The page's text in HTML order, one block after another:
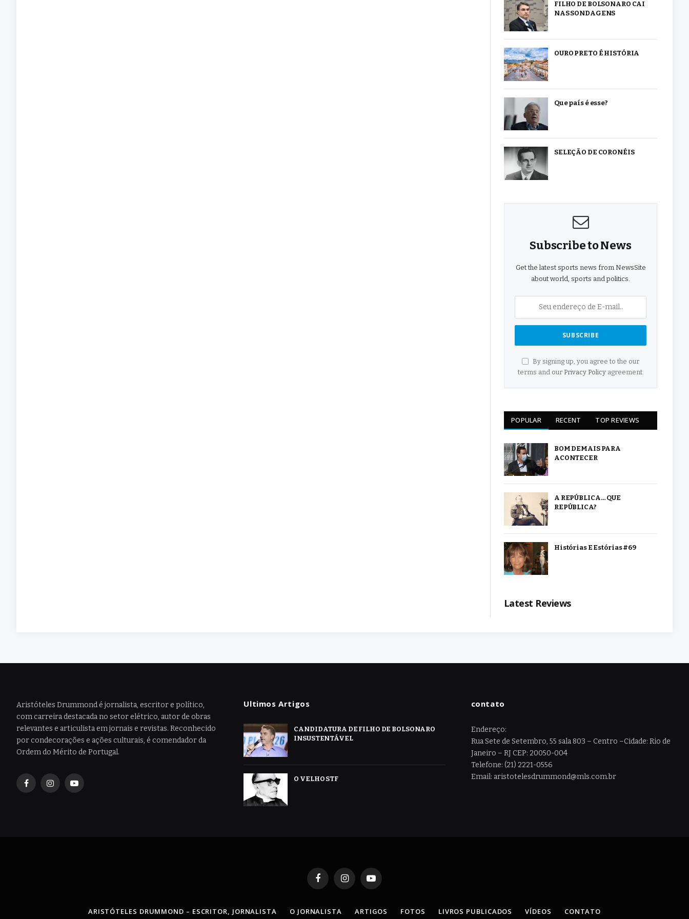
FILHO DE BOLSONARO CAI
NAS SONDAGENS
OURO PRETO É HISTÓRIA
Que país é esse?
SELEÇÃO DE CORONÉIS
Subscribe to News
Get the latest sports news from NewsSite
about world, sports and politics.
By signing up, you agree to the our
terms and our Privacy Policyagreement.
POPULAR RECENT TOP REVIEWS
BOM DEMAIS PARA
ACONTECER
A REPÚBLICA… QUE
REPÚBLICA?
Histórias E Estórias #69
Latest Reviews
Aristóteles Drummond é jornalista, escritor e político,
com carreira destacada no setor elétrico, autor de obras
relevantes e articulista em jornais e revistas. Reconhecido
por condecorações e ações culturais, é comendador da
Ordem do Mérito de Portugal.
FacebookInstagramYouTube
Ultimos Artigos
CANDIDATURA DE FILHO DE BOLSONARO
INSUSTENTÁVEL
O VELHO STF
contato
Endereço:
Rua Sete de Setembro, 55 sala 803 – Centro –Cidade: Rio de
Janeiro – RJ CEP: 20050-004
Telefone: (21) 2221-0556
Email: aristotelesdrummond@mls.com.br
FacebookInstagramYouTube
ARISTÓTELES DRUMMOND – ESCRITOR, JORNALISTA O JORNALISTA ARTIGOS FOTOS LIVROS PUBLICADOS VÍDEOS CONTATO